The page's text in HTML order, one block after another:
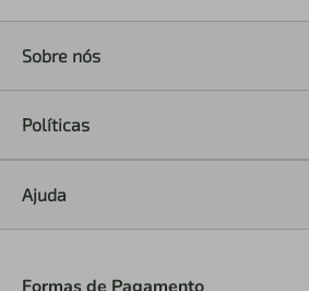
Sobre nós
Políticas
Ajuda